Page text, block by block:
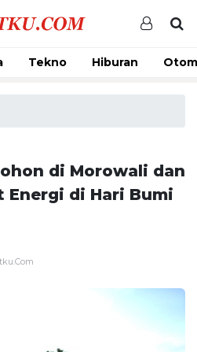
Tekno Hiburan
di Morowali dan
Energi di Hari Bumi